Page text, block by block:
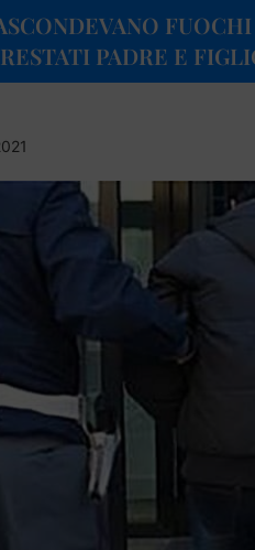
PADRE E